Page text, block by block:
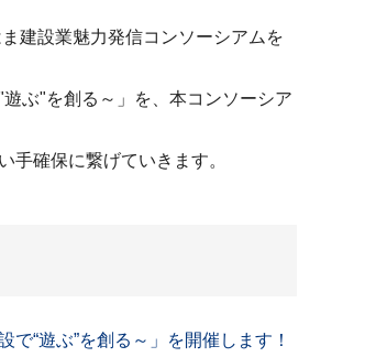
建設業魅力発信コンソーシアムを
ぶ"を創る～」を、本コンソーシア
確保に繋げていきます。
“遊ぶ”を創る～」を開催します！